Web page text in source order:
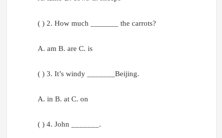
( ) 2. How much _______ the carrots?
A. am B. are C. is
( ) 3. It’s windy _______Beijing.
A. in B. at C. on
( ) 4. John _______.